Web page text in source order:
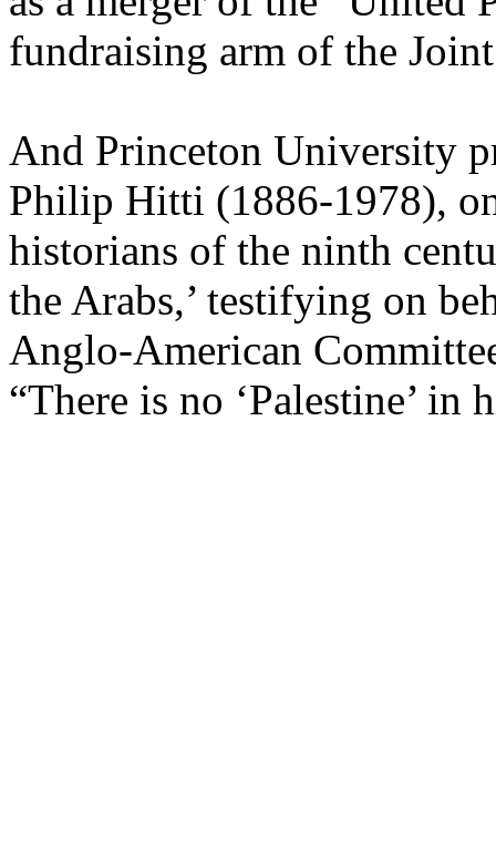
fundraising arm of the
And Princeton University
Philip Hitti (1886-1978),
historians of the ninth
the Arabs,’ testifying on
Anglo-American
“There is no ‘Palestine’ in